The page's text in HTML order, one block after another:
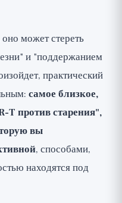
оно может стереть
и "поддержанием
практический
самое близкое,
T против старения",
вы
, способами,
находятся под